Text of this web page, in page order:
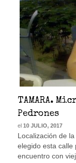
TAMARA.
Pedrones
el 10 JULIO, 2017
Localización de
elegido esta calle
encuentro con